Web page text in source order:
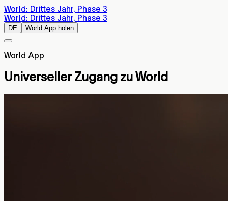
World: Drittes Jahr, Phase 3
World: Drittes Jahr, Phase 3
DE World App holen
World App
Universeller Zugang zu World